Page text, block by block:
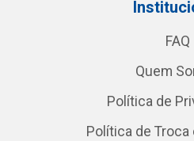
FAQ
Quem
Política de
Política de Troca